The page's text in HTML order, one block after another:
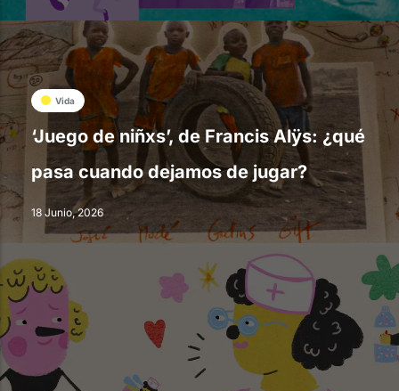
Vida
‘Juego de niñxs’, de Francis Alÿs: ¿qué
pasa cuando dejamos de jugar?
18 Junio, 2026